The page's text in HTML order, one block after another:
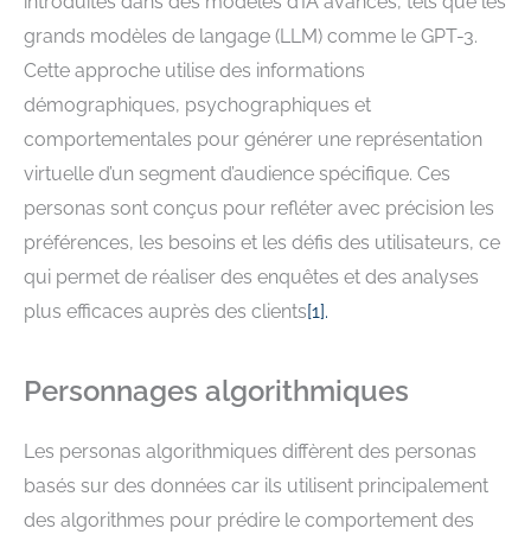
grands modèles de langage (LLM) comme le GPT-3.
Cette approche utilise des informations
démographiques, psychographiques et
comportementales pour générer une représentation
virtuelle d’un segment d’audience spécifique. Ces
personas sont conçus pour refléter avec précision les
préférences, les besoins et les défis des utilisateurs, ce
qui permet de réaliser des enquêtes et des analyses
plus efficaces auprès des clients[1].
Personnages algorithmiques
Les personas algorithmiques diffèrent des personas
basés sur des données car ils utilisent principalement
des algorithmes pour prédire le comportement des